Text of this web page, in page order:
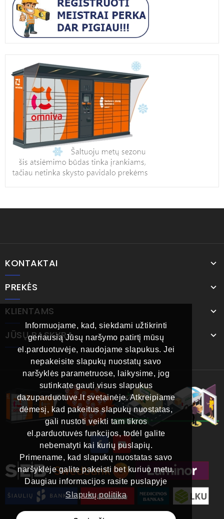
Informuojame, kad, siekdami užtikrinti
geriausią Jūsų naršymo patirtį mūsų
el.parduotuvėje, naudojame slapukus. Jei
nepakeisite slapukų nuostatų savo
naršyklės parametruose, laikysime, jog
sutinkate gauti visus slapukus
dazuparduotuve.lt svetainėje. Atkreipiame
dėmesį, kad pakeitus slapukų nuostatas,
gali nustoti veikti tam tikros
el.parduotuvės funkcijos, todėl galite
nebematyti kai kurių puslapių.
Primename, kad slapukų nuostatas savo
naršyklėje galite pakeisti bet kuriuo metu.
Daugiau informacijos rasite puslapyje
Slapukų politika
KONTAKTAI
PREKĖS
KLIENTAMS
JŪSŲ PASKYRA